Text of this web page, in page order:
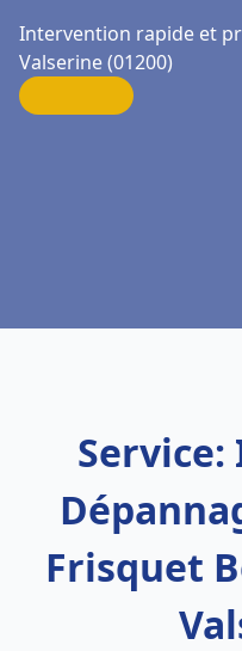
Intervention rapide et
Valserine (01200)
Frisquet